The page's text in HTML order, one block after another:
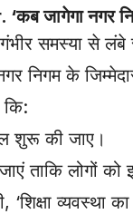
नगर
गंभीर समस्या
निगम के
कि:
शुरू की जाए।
जाएं ताकि
व्यवस्था